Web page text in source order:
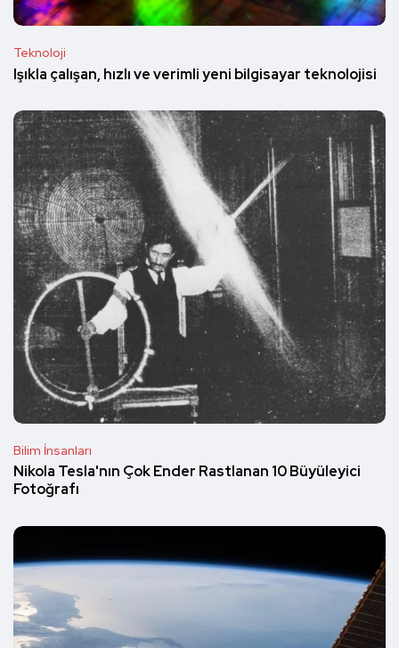
Teknoloji
Işıkla çalışan, hızlı ve verimli yeni bilgisayar teknolojisi
Bilim İnsanları
Nikola Tesla'nın Çok Ender Rastlanan 10 Büyüleyici
Fotoğrafı